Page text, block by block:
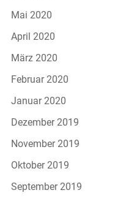
Mai 2020
April 2020
März 2020
Februar 2020
Januar 2020
Dezember 2019
November 2019
Oktober 2019
September 2019